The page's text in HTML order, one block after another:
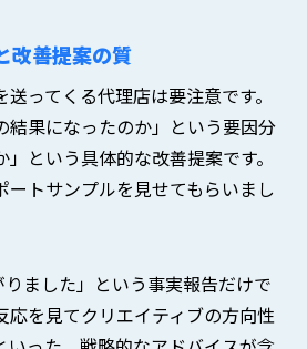
改善提案の質
ってくる代理店は要注意です。
結果になったのか」という要因分
という具体的な改善提案です。
ートサンプルを見せてもらいまし
りました」という事実報告だけで
応を見てクリエイティブの方向性